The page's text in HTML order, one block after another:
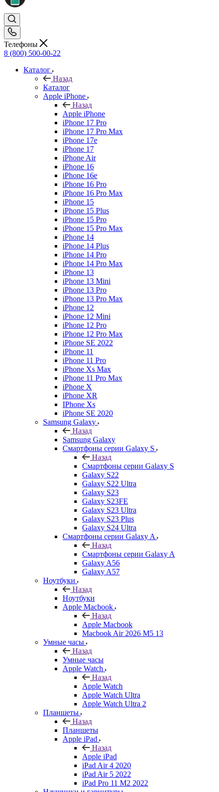
Телефоны
8 (800) 500-00-22
Каталог
Назад
Каталог
Apple iPhone
Назад
Apple iPhone
iPhone 17 Pro
iPhone 17 Pro Max
iPhone 17e
iPhone 17
iPhone Air
iPhone 16
iPhone 16e
iPhone 16 Pro
iPhone 16 Pro Max
iPhone 15
iPhone 15 Plus
iPhone 15 Pro
iPhone 15 Pro Max
iPhone 14
iPhone 14 Plus
iPhone 14 Pro
iPhone 14 Pro Max
iPhone 13
iPhone 13 Mini
iPhone 13 Pro
iPhone 13 Pro Max
iPhone 12
iPhone 12 Mini
iPhone 12 Pro
iPhone 12 Pro Max
iPhone SE 2022
iPhone 11
iPhone 11 Pro
iPhone Xs Max
iPhone 11 Pro Max
iPhone X
iPhone XR
IPhone Xs
iPhone SE 2020
Samsung Galaxy
Назад
Samsung Galaxy
Смартфоны серии Galaxy S
Назад
Смартфоны серии Galaxy S
Galaxy S22
Galaxy S22 Ultra
Galaxy S23
Galaxy S23FE
Galaxy S23 Ultra
Galaxy S23 Plus
Galaxy S24 Ultra
Смартфоны серии Galaxy A
Назад
Смартфоны серии Galaxy A
Galaxy A56
Galaxy A57
Ноутбуки
Назад
Ноутбуки
Apple Macbook
Назад
Apple Macbook
Macbook Air 2026 M5 13
Умные часы
Назад
Умные часы
Apple Watch
Назад
Apple Watch
Apple Watch Ultra
Apple Watch Ultra 2
Планшеты
Назад
Планшеты
Apple iPad
Назад
Apple iPad
iPad Air 4 2020
iPad Air 5 2022
iPad Pro 11 M2 2022